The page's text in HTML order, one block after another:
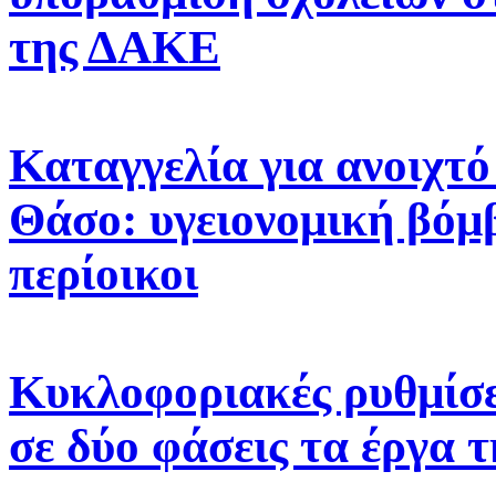
της ΔΑΚΕ
Καταγγελία για
Θάσο: υγειονομική
περίοικοι
Κυκλοφοριακές
σε δύο φάσεις τα